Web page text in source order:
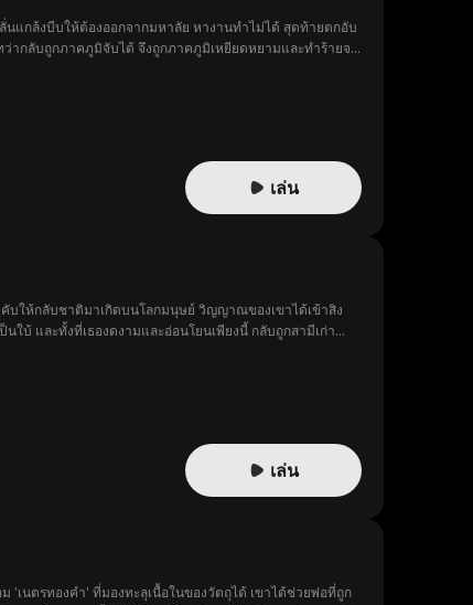
แกล้งบีบให้ต้องออกจากมหาลัย หางานทำไม่ได้ สุดท้ายตกอับ
ากลับถูกภาคภูมิจับได้ จึงถูกภาคภูมิเหยียดหยามและทำร้ายจน
เล่น
บให้กลับชาติมาเกิดบนโลกมนุษย์ วิญญาณของเขาได้เข้าสิง
บ้ และทั้งที่เธองดงามและอ่อนโยนเพียงนี้ กลับถูกสามีเก่า
เล่น
เนตรทองคำ' ที่มองทะลุเนื้อในของวัตถุได้ เขาได้ช่วยพ่อที่ถูก